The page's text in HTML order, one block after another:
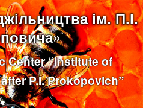
ім. П.І.
Center “Institute of
P.I. Prokopovich”